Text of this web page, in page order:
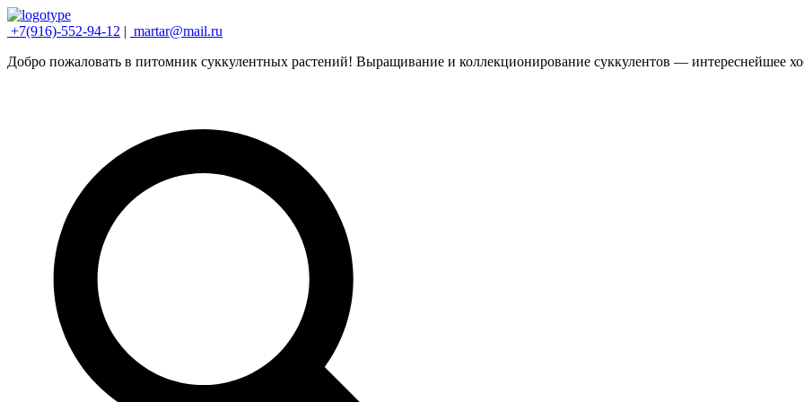
+7(916)-552-94-12 | martar@mail.ru
Добро пожаловать в питомник суккулентных растений! Выращивание и коллекционирование суккулентов — интереснейшее